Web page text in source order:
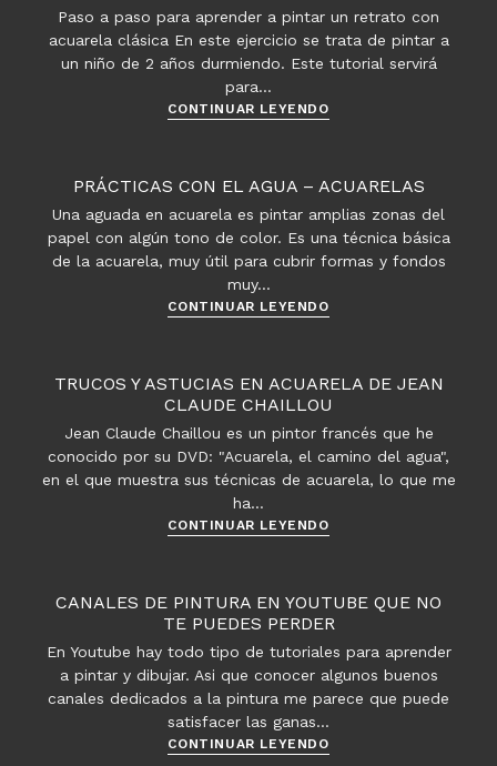
Paso a paso para aprender a pintar un retrato con
acuarela clásica En este ejercicio se trata de pintar a
un niño de 2 años durmiendo. Este tutorial servirá
para…
CONTINUAR LEYENDORetrato
bebé
con
acuarelas
PRÁCTICAS CON EL AGUA – ACUARELAS
Una aguada en acuarela es pintar amplias zonas del
papel con algún tono de color. Es una técnica básica
de la acuarela, muy útil para cubrir formas y fondos
muy…
CONTINUAR LEYENDOPrácticas
agua
–
Acuarelas
TRUCOS Y ASTUCIAS EN ACUARELA DE JEAN
CLAUDE CHAILLOU
Jean Claude Chaillou es un pintor francés que he
conocido por su DVD: "Acuarela, el camino del agua",
en el que muestra sus técnicas de acuarela, lo que me
ha…
CONTINUAR LEYENDOTrucos
en
acuarela
Jean
Claude
Chaillou
CANALES DE PINTURA EN YOUTUBE QUE NO
TE PUEDES PERDER
En Youtube hay todo tipo de tutoriales para aprender
a pintar y dibujar. Asi que conocer algunos buenos
canales dedicados a la pintura me parece que puede
satisfacer las ganas…
CONTINUAR LEYENDOCanales